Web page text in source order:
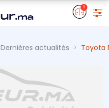
0
Dernières actualités Toyota